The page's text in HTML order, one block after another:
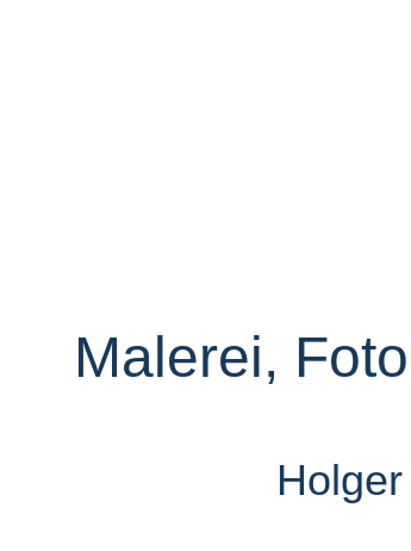
Malerei,